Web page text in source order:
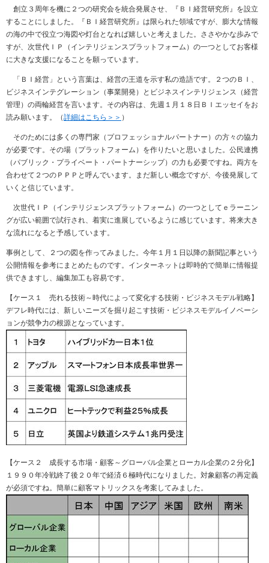
創立３周年を機に２つの研究会を統合発展させ、『ＢＩ経営研究所』を設立
することにしました。『ＢＩ経営研究所』は限られた領域ですが、膨大な情報
の海の中で役立つ海図や灯台となれば嬉しいと考えました。ささやかな歩みで
すが、次世代ＩＰ（インテリジェンスプラットフォーム）の一つとしてお客様
に大きな支援になることを願っています。
「ＢＩ経営」という言葉は、経営の王道を示す私の造語です。２つのＢＩ、
ビジネスインテグレーション（事業開発）とビジネスインテリジェンス（経営
管理）の両輪経営を言います。その内容は、先週１月１８日ＢＩエッセイをお
読み願います。（詳細はこちら＞＞ ）
そのためには多くの専門家（プロフェッショナルパートナー）の方々の協力
が必要です。その場（プラットフォーム）を作りたいと思いました。公民連携
（パブリック・プライベート・パートナーシップ）の力も必要ですね。両方を
合わせて２つのＰＰＰと呼んでいます。まだ新しい概念ですが、今後発展して
いくと信じています。
次世代ＩＰ（インテリジェンスプラットフォーム）の一つとしてｅラーニン
グが広い範囲で試行され、着実に進展しているように感じています。将来大き
な流れになると予感しています。
事例として、２つの図を作ってみました。今年１月１日以降の新聞記事という
公開情報を参考にまとめたものです。インターネットは即時的で簡単に情報提
供できますし、編集加工も容易です。
【ケース１ 売れる技術～時代によって変化する技術・ビジネスモデル戦略】
デフレ時代には、新しいニーズを掘り起こす技術・ビジネスモデルイノベーシ
ョンが競争力の根源となっています。
【ケース２ 成長する市場・顧客～グローバル企業とローカル企業の２分化】
１９９０年冷戦終了後２０年で経済６極時代になりました。対象顧客の再定義
が必須ですね。簡単に顧客マトリックスを考案してみました。